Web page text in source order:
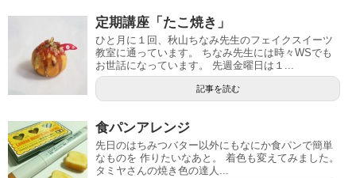
定期講座「たこ焼き」
ひと月に１回、秋山ちなみ先生のフェイクスイーツ
教室に通っています。 ちなみ先生には時々WSでも
お世話になっています。 先週金曜日は１...
記事を読む
食パンアレンジ
先日のはちみつバター以外にもなにか食パンで簡単
なものを 作りたいなあと。 着色も変えてみました。
タミヤさんの焼き色の達人...